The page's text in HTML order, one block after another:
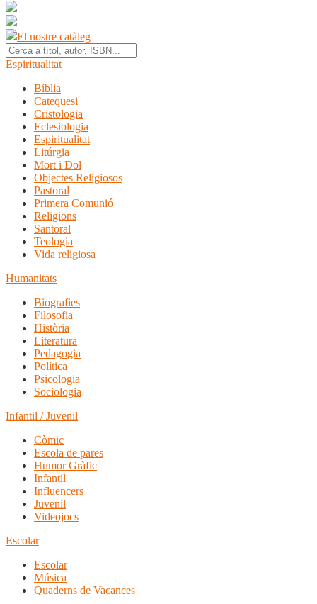
El nostre catàleg
Espiritualitat
Bíblia
Catequesi
Cristologia
Eclesiologia
Espiritualitat
Litúrgia
Mort i Dol
Objectes Religiosos
Pastoral
Primera Comunió
Religions
Santoral
Teologia
Vida religiosa
Humanitats
Biografies
Filosofia
Història
Literatura
Pedagogia
Política
Psicologia
Sociologia
Infantil / Juvenil
Còmic
Escola de pares
Humor Gràfic
Infantil
Influencers
Juvenil
Videojocs
Escolar
Escolar
Música
Quaderns de Vacances